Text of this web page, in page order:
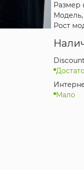
Размер
Рост
Мало